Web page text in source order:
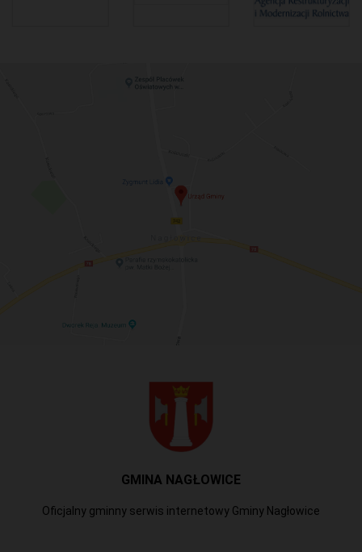
GMINA NAGŁOWICE
Oficjalny gminny serwis internetowy Gminy Nagłowice